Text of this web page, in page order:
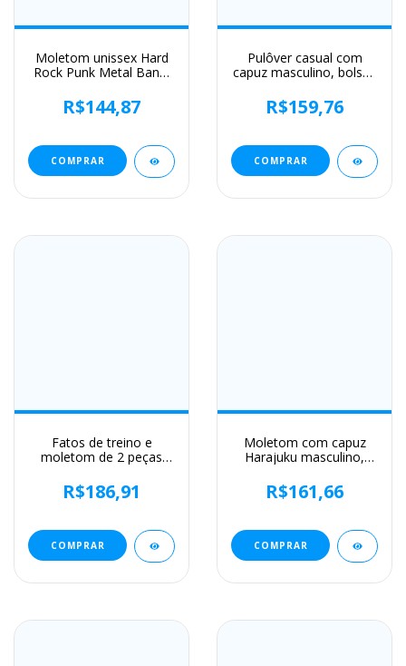
Moletom unissex Hard
Rock Punk Metal Band,
Painkiller, masculino e
feminino, manga
Compress, moda
R$144,87
COMPRAR
Pulôver casual com
capuz masculino, bolsos
ao ar livre, tops de
viagem, quebra-vento
primavera
R$159,76
COMPRAR
Fatos de treino e
moletom de 2 peças
com capuz com zíper,
calça casual fitness,
jogging, estampa
inverno, 2022
R$186,91
COMPRAR
Moletom com capuz
Harajuku masculino,
streetwear casual na
moda, luxo, alta
R$161,66
COMPRAR